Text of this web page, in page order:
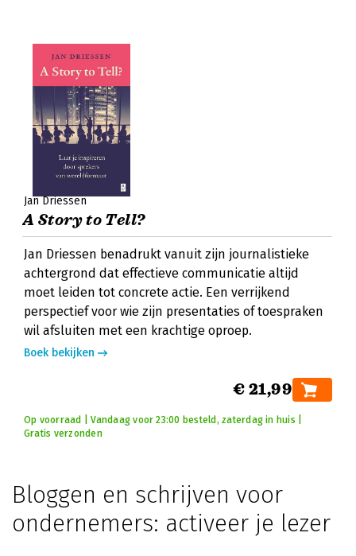
Jan Driessen
A Story to Tell?
Jan Driessen benadrukt vanuit zijn journalistieke
achtergrond dat effectieve communicatie altijd
moet leiden tot concrete actie. Een verrijkend
perspectief voor wie zijn presentaties of toespraken
wil afsluiten met een krachtige oproep.
Boek bekijken
€ 21,99
Op voorraad | Vandaag voor 23:00 besteld, zaterdag in huis |
Gratis verzonden
Bloggen en schrijven voor
ondernemers: activeer je lezer